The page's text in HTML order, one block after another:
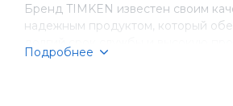
Бренд TIMKEN известен своим
надежным продуктом, который
оборудования. Компания имеет
Подробнее